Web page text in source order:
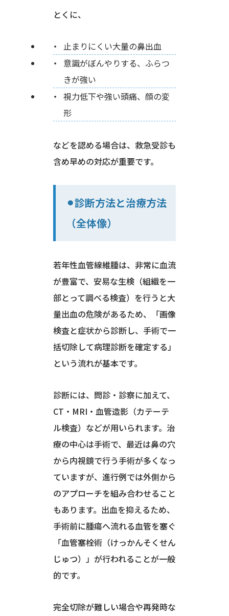
とくに、
止まりにくい大量の鼻出血
意識がぼんやりする、ふらつ
きが強い
視力低下や強い頭痛、顔の変
形
などを認める場合は、救急受診も
含め早めの対応が重要です。
⚫︎診断方法と治療方法
（全体像）
若年性血管線維腫は、非常に血流
が豊富で、安易な生検（組織を一
部とって調べる検査）を行うと大
量出血の危険があるため、「画像
検査と症状から診断し、手術で一
括切除して病理診断を確定する」
という流れが基本です。
診断には、問診・診察に加えて、
CT・MRI・血管造影（カテーテ
ル検査）などが用いられます。治
療の中心は手術で、最近は鼻の穴
から内視鏡で行う手術が多くなっ
ていますが、進行例では外側から
のアプローチを組み合わせること
もあります。出血を抑えるため、
手術前に腫瘍へ流れる血管を塞ぐ
「血管塞栓術（けっかんそくせん
じゅつ）」が行われることが一般
的です。
完全切除が難しい場合や再発時な